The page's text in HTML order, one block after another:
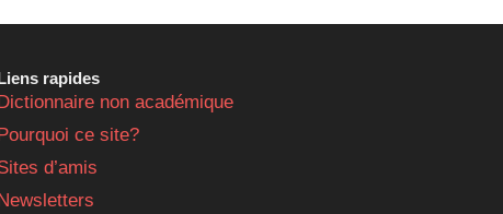
rapides
Dictionnaire non académique
Pourquoi ce site?
d’amis
Newsletters